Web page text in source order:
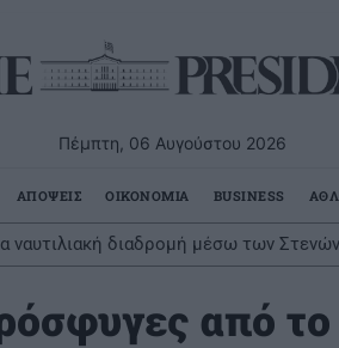
Πέμπτη, 06 Αυγούστου 2026
ΑΠΟΨΕΙΣ ΟΙΚΟΝΟΜΙΑ BUSINESS
ναυτιλιακή διαδρομή μέσω των
από το